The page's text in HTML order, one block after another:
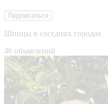
Подписаться
Шпицы в соседних городах
46 объявлений